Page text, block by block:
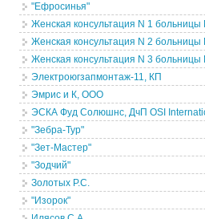
"Ефросинья"
Женская консультация N 1 больницы
Женская консультация N 2 больницы
Женская консультация N 3 больницы
Электроюгзапмонтаж-11, КП
Эмрис и К, ООО
ЭСКА Фуд Солюшнс, ДчП OSI
"Зебра-Тур"
"Зет-Мастер"
"Зодчий"
Золотых Р.С.
"Изорок"